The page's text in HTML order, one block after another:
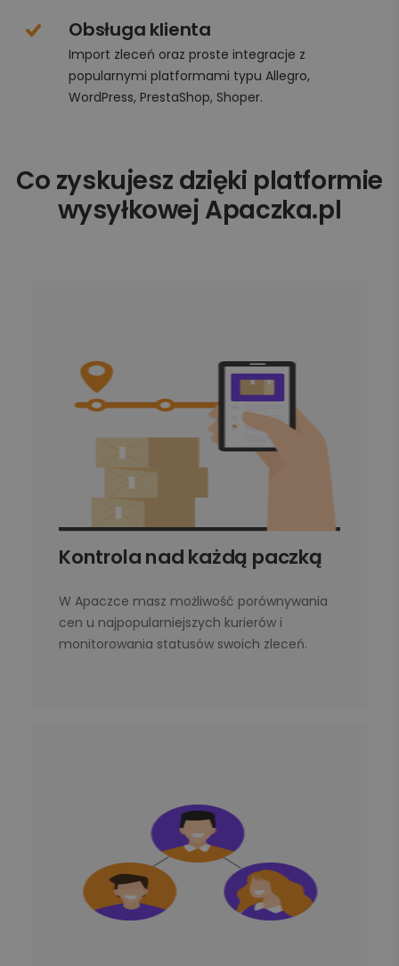
Obsługa klienta
Import zleceń oraz proste integracje z
popularnymi platformami typu Allegro,
WordPress, PrestaShop, Shoper.
Co zyskujesz dzięki platformie
wysyłkowej Apaczka.pl
Kontrola nad każdą paczką
W Apaczce masz możliwość porównywania
cen u najpopularniejszych kurierów i
monitorowania statusów swoich zleceń.